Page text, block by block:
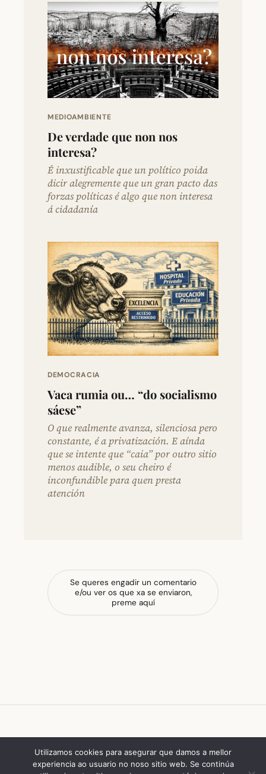
MEDIOAMBIENTE
De verdade que non nos
interesa?
É inxustificable que un político poida
dicir alegremente que un gran pacto das
forzas políticas é algo que non interesa
á cidadanía
DEMOCRACIA
Vaca rumia ou… “do socialismo
sáese”
O que realmente avanza, silenciosa pero
constante, é a privatización. E aínda
que se intente que “caia” por outro sitio
menos audible, o seu cheiro é
inconfundible para quen presta
atención
Se queres engadir un comentario
e/ou ver os que xa se enviaron,
preme aquí
escola de ferrado
Utilizamos cookies para asegurar que damos a mellor
experiencia ao usuario no noso sitio web. Se continúa